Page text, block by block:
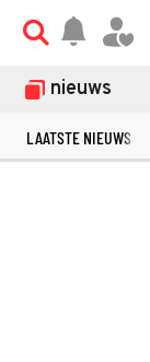
nieuws
LAATSTE NIEUWS